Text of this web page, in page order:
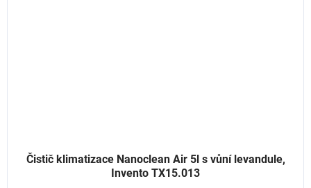
Čistič klimatizace Nanoclean Air 5l s vůní levandule,
Invento TX15.013